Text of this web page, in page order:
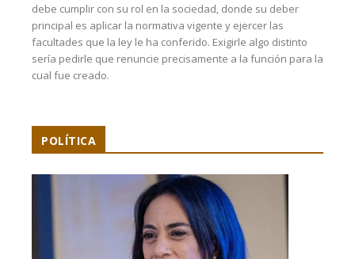
debe cumplir con su rol en la sociedad, donde su deber
principal es aplicar la normativa vigente y ejercer las
facultades que la ley le ha conferido. Exigirle algo distinto
sería pedirle que renuncie precisamente a la función para la
cual fue creado.
POLÍTICA